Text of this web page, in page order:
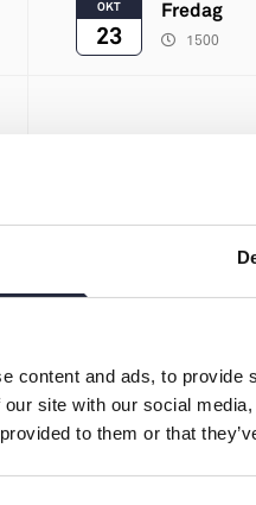
content and ads, to
site with our social
to them or that
OKT
23
Fredag
1500